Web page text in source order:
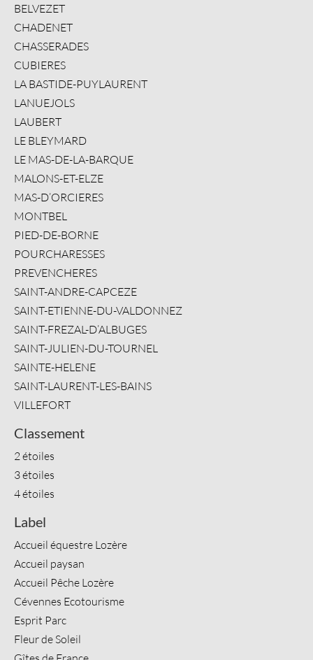
BELVEZET
CHADENET
CHASSERADES
CUBIERES
LA BASTIDE-PUYLAURENT
LANUEJOLS
LAUBERT
LE BLEYMARD
LE MAS-DE-LA-BARQUE
MALONS-ET-ELZE
MAS-D’ORCIERES
MONTBEL
PIED-DE-BORNE
POURCHARESSES
PREVENCHERES
SAINT-ANDRE-CAPCEZE
SAINT-ETIENNE-DU-VALDONNEZ
SAINT-FREZAL-D’ALBUGES
SAINT-JULIEN-DU-TOURNEL
SAINTE-HELENE
SAINT-LAURENT-LES-BAINS
VILLEFORT
Classement
2 étoiles
3 étoiles
4 étoiles
Label
Accueil équestre Lozère
Accueil paysan
Accueil Pêche Lozère
Cévennes Ecotourisme
Esprit Parc
Fleur de Soleil